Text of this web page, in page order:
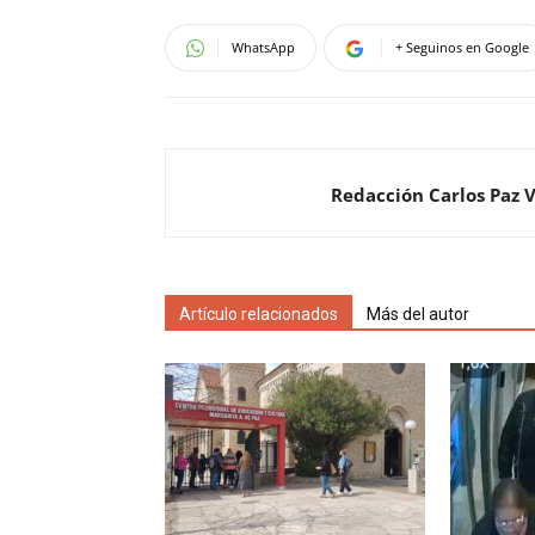
WhatsApp + Seguinos en Google
Redacción Carlos Paz
Artículo relacionados Más del autor